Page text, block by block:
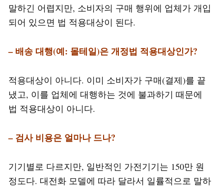
말하긴 어렵지만, 소비자의 구매 행위에 업체가 개입
되어 있으면 법 적용대상이 된다.
– 배송 대행(예: 몰테일)은 개정법 적용대상인가?
적용대상이 아니다. 이미 소비자가 구매(결제)를 끝
냈고, 이를 업체에 대행하는 것에 불과하기 때문에
법 적용대상이 아니다.
– 검사 비용은 얼마나 드나?
기기별로 다르지만, 일반적인 가전기기는 150만 원
정도다. 대전화 모델에 따라 달라서 일률적으로 말하